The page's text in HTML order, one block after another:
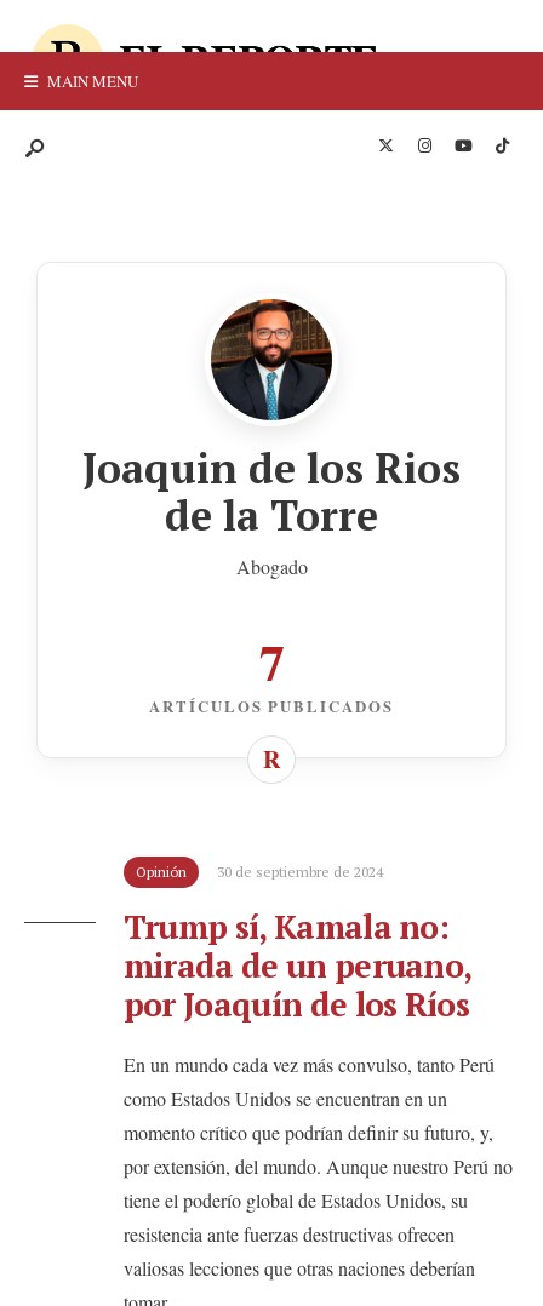
MAIN MENU
Joaquin de los Rios
de la Torre
Abogado
7
ARTÍCULOS PUBLICADOS
Opinión 30 de septiembre de 2024
Trump sí, Kamala no:
mirada de un peruano,
por Joaquín de los Ríos
En un mundo cada vez más convulso, tanto Perú
como Estados Unidos se encuentran en un
momento crítico que podrían definir su futuro, y,
por extensión, del mundo. Aunque nuestro Perú no
tiene el poderío global de Estados Unidos, su
resistencia ante fuerzas destructivas ofrecen
valiosas lecciones que otras naciones deberían